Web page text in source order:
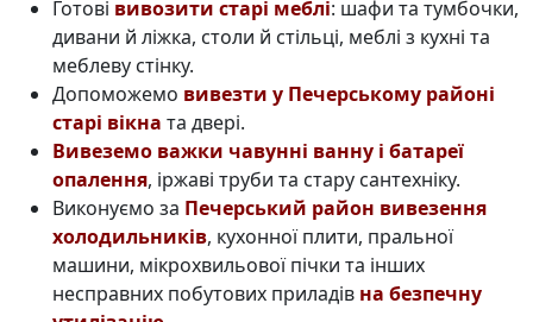
Готові вивозити старі меблі: шафи та тумбочки,
дивани й ліжка, столи й стільці, меблі з кухні та
меблеву стінку.
Допоможемо вивезти у Печерському районі
старі вікна та двері.
Вивеземо важки чавунні ванну і батареї
опалення, іржаві труби та стару сантехніку.
Виконуємо за Печерський район вивезення
холодильників, кухонної плити, пральної
машини, мікрохвильової пічки та інших
несправних побутових приладів на безпечну